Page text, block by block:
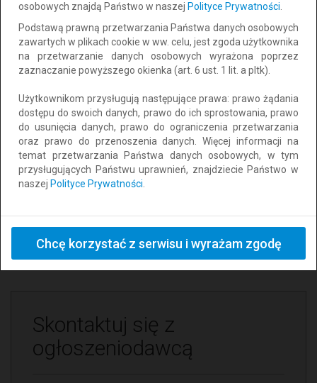
Kategoria:
Elektronika
Typ transakcji:
Oferta od:
Osoby prywatnej
Miejscowość:
Lubrza
Województwo:
E-mail:
waleckaannamariawalecka@gmail.com
Skontaktuj się z
ogłoszeniodawcą
osobowych znajdą Państwo w naszej Polityce Prywatności
Podstawą prawną przetwarzania Państwa danych osobowych
zawartych w plikach cookie w ww. celu, jest zgoda użytkownika
na przetwarzanie danych osobowych wyrażona poprzez
zaznaczanie powyższego okienka (art. 6 ust. 1 lit. a pltk).
Użytkownikom przysługują następujące prawa: prawo żądania
dostępu do swoich danych, prawo do ich sprostowania, prawo
do usunięcia danych, prawo do ograniczenia przetwarzania
oraz prawo do przenoszenia danych. Więcej informacji na
temat przetwarzania Państwa danych osobowych, w tym
przysługujących Państwu uprawnień, znajdziecie Państwo w
naszej Polityce Prywatności
Chcę korzystać z serwisu i wyrażam zgodę